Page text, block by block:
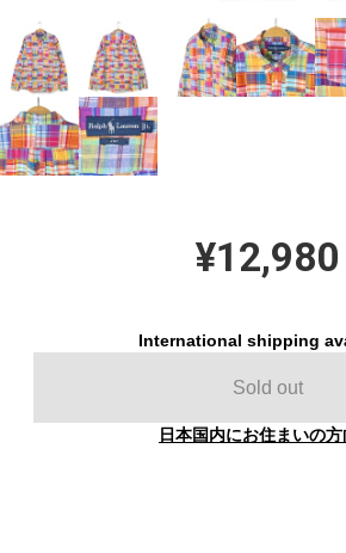
¥12,980
International shipping
Sold out
日本国内にお住まいの